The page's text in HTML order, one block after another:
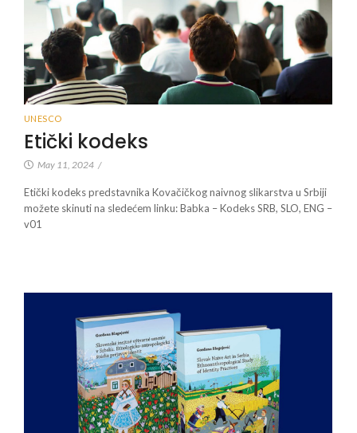
UNESCO
Etički kodeks
May 11, 2024 /
Etički kodeks predstavnika Kovačičkog naivnog slikarstva u Srbiji
možete skinuti na sledećem linku: Babka – Kodeks SRB, SLO, ENG –
v01